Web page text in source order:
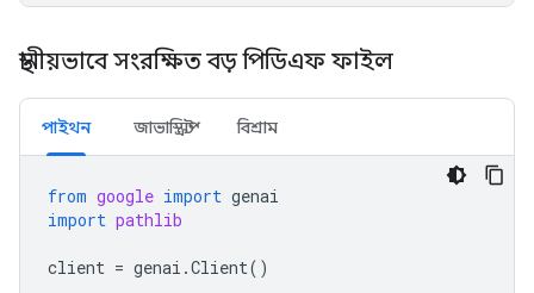
স্থানীয়ভাবে সংরক্ষিত বড় পিডিএফ ফাইল
পাইথন জাভাস্ক্রিপ্ট বিশ্রাম
from google import genai
import pathlib
client = genai .Client()